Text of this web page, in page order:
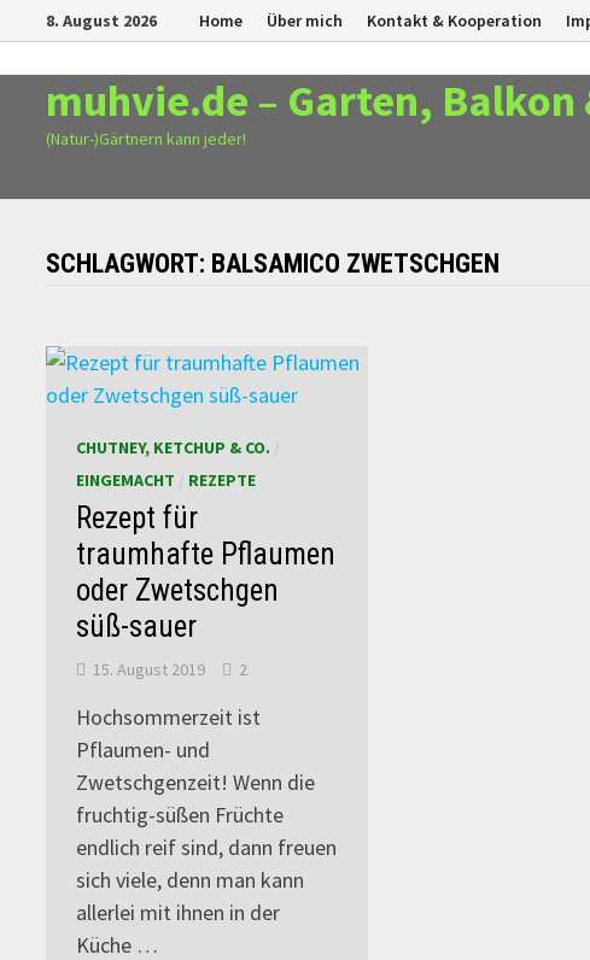
Zurück
zum
Inhalt
8. August 2026 Home Über mich Kontakt & Kooperation
muhvie.de – Garten, Balkon
(Natur-)Gärtnern kann jeder!
SCHLAGWORT: BALSAMICO ZWETSCHGEN
CHUTNEY, KETCHUP & CO.
EINGEMACHT
REZEPTE
Rezept für
traumhafte Pflaumen
oder Zwetschgen
süß-sauer
15. August 2019 2
Hochsommerzeit ist
Pflaumen- und
Zwetschgenzeit! Wenn die
fruchtig-süßen Früchte
endlich reif sind, dann freuen
sich viele, denn man kann
allerlei mit ihnen in der
Küche …